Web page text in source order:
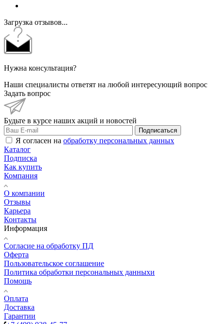
Загрузка отзывов...
Нужна консультация?
Наши специалисты ответят на любой интересующий вопрос
Задать вопрос
Будьте в курсе наших акций и новостей
Подписаться
Я согласен на обработку персональных данных
Каталог
Подписка
Как купить
Компания
О компании
Отзывы
Карьера
Контакты
Информация
Согласие на обработку ПД
Оферта
Пользовательское соглашение
Политика обработки персональных данныхи
Помощь
Оплата
Доставка
Гарантии